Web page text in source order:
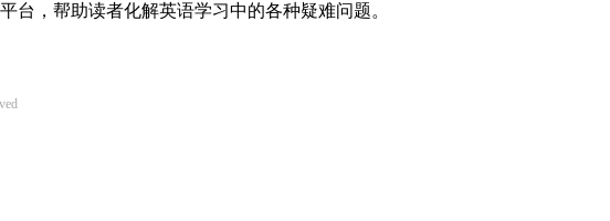
台，帮助读者化解英语学习中的各种疑难问题。